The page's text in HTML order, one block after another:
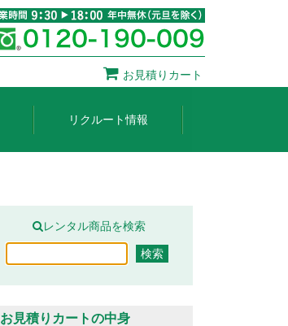
お見積りカート
リクルート情報
レンタル商品を検索
お見積りカートの中身